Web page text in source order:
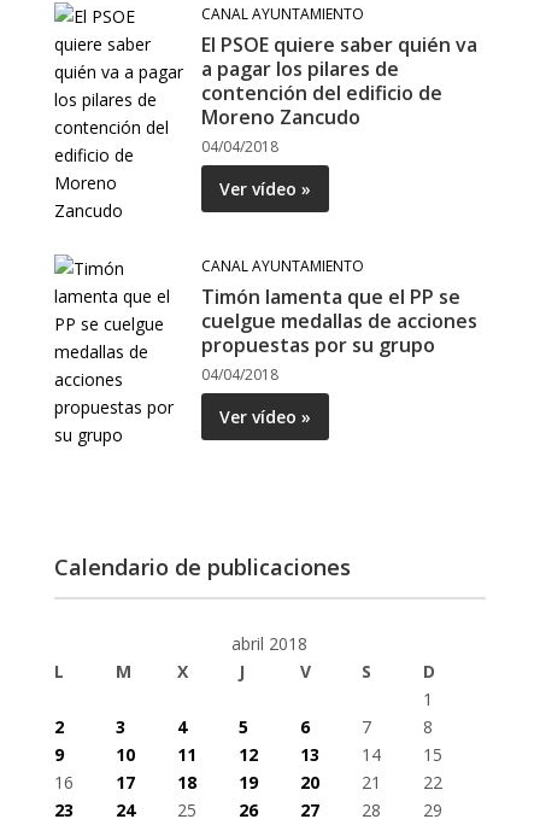
CANAL AYUNTAMIENTO
El PSOE quiere saber quién va
a pagar los pilares de
contención del edificio de
Moreno Zancudo
04/04/2018
Ver vídeo »
CANAL AYUNTAMIENTO
Timón lamenta que el PP se
cuelgue medallas de acciones
propuestas por su grupo
04/04/2018
Ver vídeo »
Calendario de publicaciones
abril 2018
L
M X J V S
D
1
2
3 4 5 6 7
8
9
10 11 12 13 14
15
16
17 18 19 20 21
22
23
24 25 26 27 28
29